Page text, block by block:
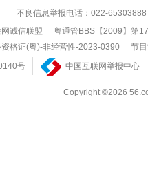
不良信息举报电话：022-65303888
诚信联盟
粤通管BBS【2009】第
格证(粤)-非经营性-2023-0390
节
号
中国互联网举报中心
Copyright ©2026